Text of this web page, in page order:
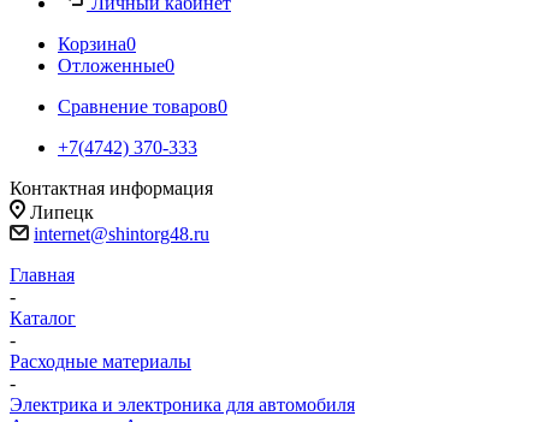
Корзина0
Отложенные0
Сравнение товаров0
+7(4742) 370-333
Контактная информация
Липецк
internet@shintorg48.ru
Главная
-
Каталог
-
Расходные материалы
-
Электрика и электроника для автомобиля